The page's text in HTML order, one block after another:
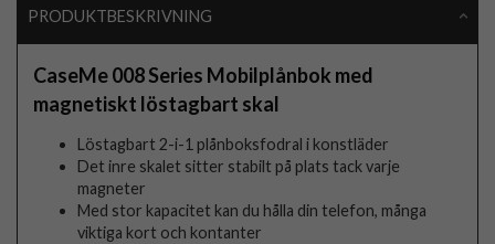
PRODUKTBESKRIVNING
CaseMe 008 Series Mobilplånbok med
magnetiskt löstagbart skal
Löstagbart 2-i-1 plånboksfodral i konstläder
Det inre skalet sitter stabilt på plats tack varje
magneter
Med stor kapacitet kan du hålla din telefon, många
viktiga kort och kontanter